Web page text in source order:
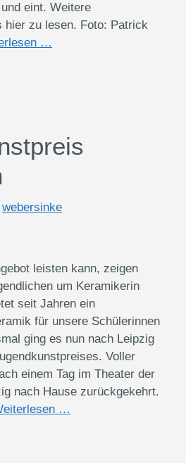
eint. Weitere
hier zu lesen. Foto: Patrick
…
webersinke
leisten kann, zeigen
um Keramikerin
seit Jahren ein
für unsere Schülerinnen
ging es nun nach Leipzig
Voller
einem Tag im Theater der
nach Hause zurückgekehrt.
…